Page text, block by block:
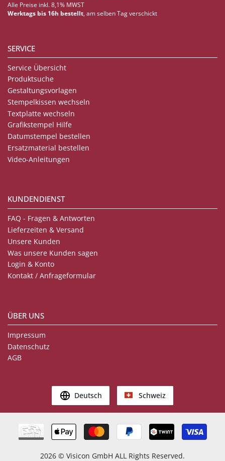
Alle Preise inkl. 8,1% MWST
Werktags bis 16h bestellt, am selben Tag verschickt
SERVICE
Service Übersicht
Produktsuche
Gestaltungsvorlagen
Stempelkissen wechseln
Textplatte wechseln
Grafikstempel Hilfe
Datumstempel bestellen
Ersatzmaterial bestellen
Video-Anleitungen
KUNDENDIENST
FAQ - Fragen & Antworten
Lieferzeiten & Versand
Unsere Kunden
Was unsere Kunden sagen
Login & Konto
Kontakt / Anfrageformular
ÜBER UNS
Impressum
Datenschutz
AGB
Deutsch Schweiz
2026 © Visicon GmbH ALL Rights Reserved.